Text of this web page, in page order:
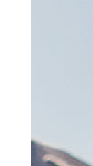
bij
Deal?
Deze